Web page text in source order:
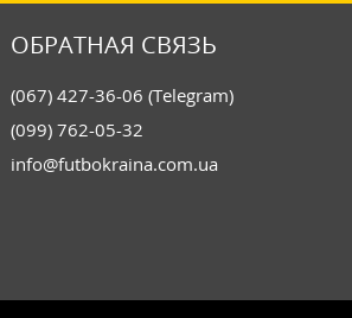
ОБРАТНАЯ СВЯЗЬ
(067) 427-36-06 (Telegram)
(099) 762-05-32
info@futbokraina.com.ua